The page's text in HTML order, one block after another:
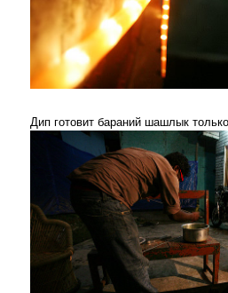
Дип готовит бараний шашлык